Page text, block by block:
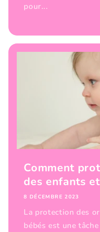
pour...
Comment
des enfants
8 DÉCEMBRE 2023
La protection des
bébés est une